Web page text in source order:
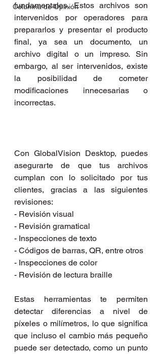
Columna de Opinión
fundamentales. Estos archivos son
intervenidos por operadores para
prepararlos y presentar el producto
final, ya sea un documento, un
archivo digital o un impreso. Sin
embargo, al ser intervenidos, existe
la posibilidad de cometer
modificaciones innecesarias o
incorrectas.
Con GlobalVision Desktop, puedes
asegurarte de que tus archivos
cumplan con lo solicitado por tus
clientes, gracias a las siguientes
revisiones:
- Revisión visual
- Revisión gramatical
- Inspecciones de texto
- Códigos de barras, QR, entre otros
- Inspecciones de color
- Revisión de lectura braille
Estas herramientas te permiten
detectar diferencias a nivel de
píxeles o milímetros, lo que significa
que incluso el cambio más pequeño
puede ser detectado, como un punto